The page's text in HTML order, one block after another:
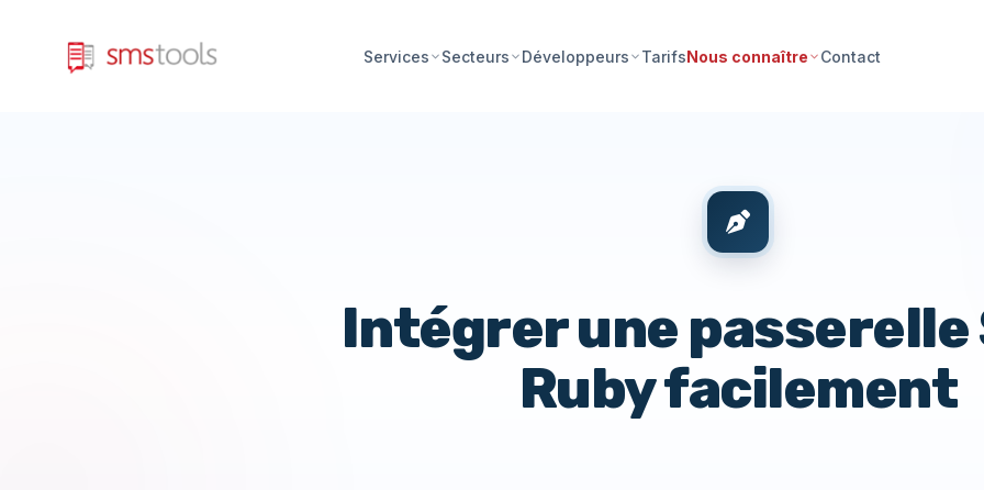
Services Secteurs Développeurs TarifsNous connaître Contact
Intégrer une passerelle
Ruby facilement